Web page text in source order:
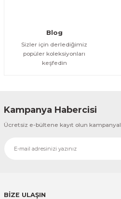
Blog
Sizler için derlediğimiz
popüler koleksiyonları
keşfedin
Kampanya Habercisi
Ücretsiz e-bültene kayıt olun
BİZE ULAŞIN